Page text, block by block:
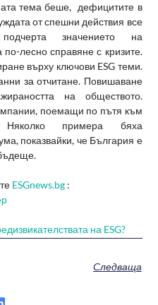
тема беше, дефицитите в
от спешни действия все
значението на
лесно справяне с кризите.
върху ключови ESG теми.
за отчитане. Повишаване
на обществото.
поемащи по пътя към
Няколко примера бяха
показвайки, че България е
ESGnews.bg :
на ESG?
Следваща